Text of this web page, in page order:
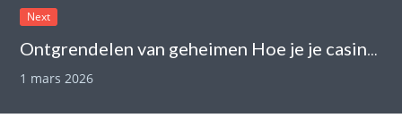
Next
Ontgrendelen van geheimen Hoe je je casino winsten effectief kunt maximaliseren
1 mars 2026